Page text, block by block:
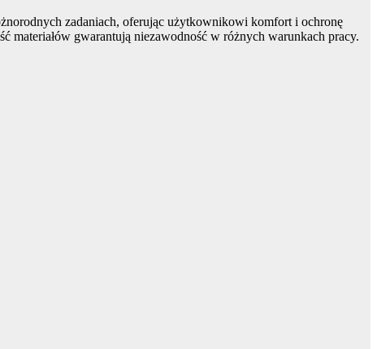
zadaniach, oferując użytkownikowi komfort i ochronę
materiałów gwarantują niezawodność w różnych warunkach pracy.